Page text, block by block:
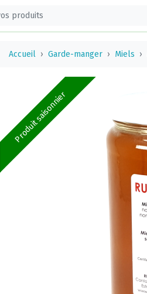
Accueil Garde-manger Miels
Produit saisonnier